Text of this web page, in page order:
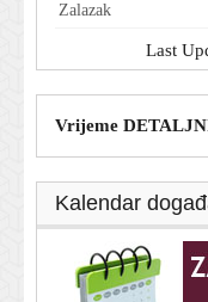
Zalazak
Last
Vrijeme
Kalendar